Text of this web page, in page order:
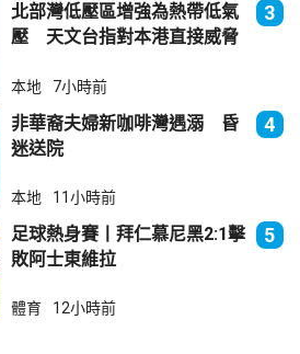
北部灣低壓區增強為熱帶低氣
壓 天文台指對本港直接威脅
3
本地 7小時前
非華裔夫婦新咖啡灣遇溺 昏
迷送院
4
本地 11小時前
足球熱身賽丨拜仁慕尼黑2:1擊
敗阿士東維拉
5
體育 12小時前